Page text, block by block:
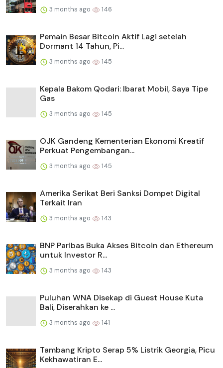
3 months ago 146
Pemain Besar Bitcoin Aktif Lagi setelah
Dormant 14 Tahun, Pi...
3 months ago 145
Kepala Bakom Qodari: Ibarat Mobil, Saya Tipe
Gas
3 months ago 145
OJK Gandeng Kementerian Ekonomi Kreatif
Perkuat Pengembangan...
3 months ago 145
Amerika Serikat Beri Sanksi Dompet Digital
Terkait Iran
3 months ago 143
BNP Paribas Buka Akses Bitcoin dan Ethereum
untuk Investor R...
3 months ago 143
Puluhan WNA Disekap di Guest House Kuta
Bali, Diserahkan ke ...
3 months ago 141
Tambang Kripto Serap 5% Listrik Georgia, Picu
Kekhawatiran E...